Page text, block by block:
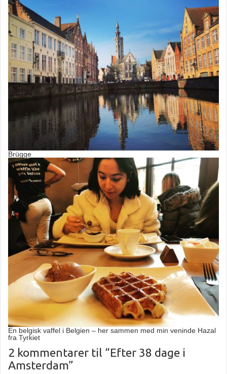
Brügge
En belgisk vaffel i Belgien – her sammen med min veninde Hazal
fra Tyrkiet
2 kommentarer til “Efter 38 dage i
Amsterdam”